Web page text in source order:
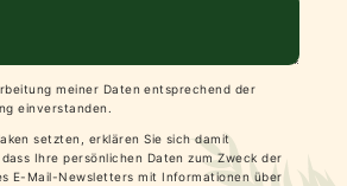
meiner Daten entsprechend der
einverstanden.
setzten, erklären Sie sich damit
Ihre persönlichen Daten zum Zweck der
E-Mail-Newsletters mit Informationen über